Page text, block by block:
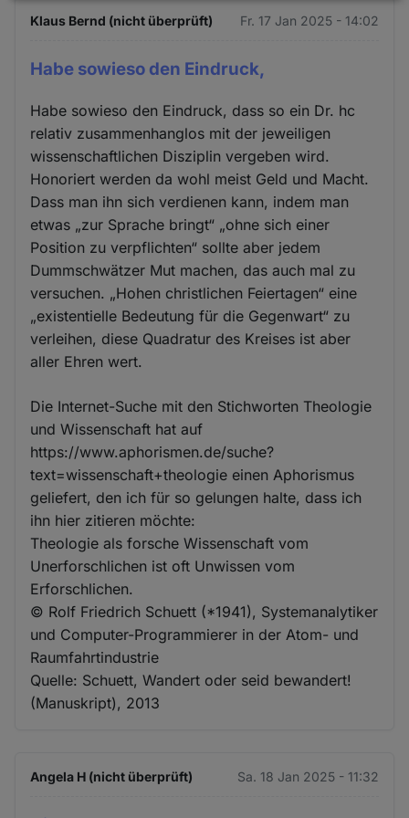
Klaus Bernd (nicht überprüft) Fr. 17 Jan 2025 - 14:02
Habe sowieso den Eindruck,
Habe sowieso den Eindruck, dass so ein Dr. hc
relativ zusammenhanglos mit der jeweiligen
wissenschaftlichen Disziplin vergeben wird.
Honoriert werden da wohl meist Geld und Macht.
Dass man ihn sich verdienen kann, indem man
etwas „zur Sprache bringt“ „ohne sich einer
Position zu verpflichten“ sollte aber jedem
Dummschwätzer Mut machen, das auch mal zu
versuchen. „Hohen christlichen Feiertagen“ eine
„existentielle Bedeutung für die Gegenwart“ zu
verleihen, diese Quadratur des Kreises ist aber
aller Ehren wert.
Die Internet-Suche mit den Stichworten Theologie
und Wissenschaft hat auf
https://www.aphorismen.de/suche?
text=wissenschaft+theologie einen Aphorismus
geliefert, den ich für so gelungen halte, dass ich
ihn hier zitieren möchte:
Theologie als forsche Wissenschaft vom
Unerforschlichen ist oft Unwissen vom
Erforschlichen.
© Rolf Friedrich Schuett (*1941), Systemanalytiker
und Computer-Programmierer in der Atom- und
Raumfahrtindustrie
Quelle: Schuett, Wandert oder seid bewandert!
(Manuskript), 2013
Angela H (nicht überprüft) Sa. 18 Jan 2025 - 11:32
und